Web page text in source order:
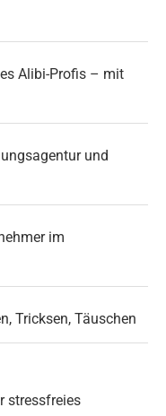
Alibi-Profis – mit
und
im
Tricksen, Täuschen
stressfreies